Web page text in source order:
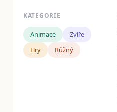
KATEGORIE
Animace
Zvíře
Hry
Růžný